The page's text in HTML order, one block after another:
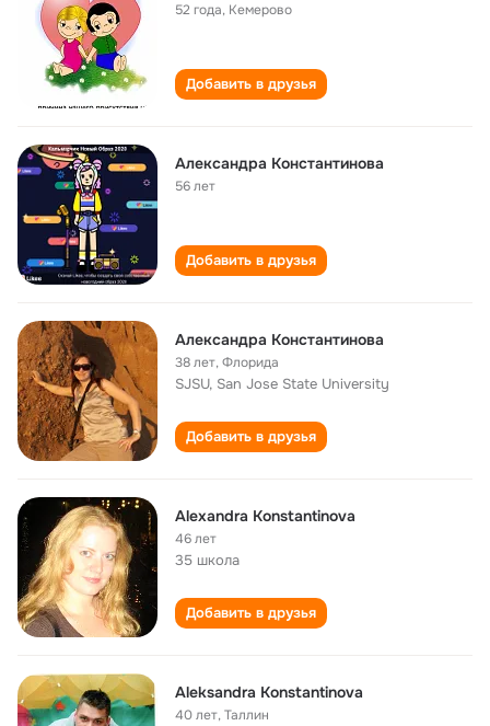
52 года, Кемерово
Добавить в друзья
Александра Константинова
56 лет
Добавить в друзья
Александра Константинова
38 лет,Флорида
SJSU, San Jose State University
Добавить в друзья
Alexandra Konstantinova
46 лет
35 школа
Добавить в друзья
Aleksandra Konstantinova
40 лет,Таллин